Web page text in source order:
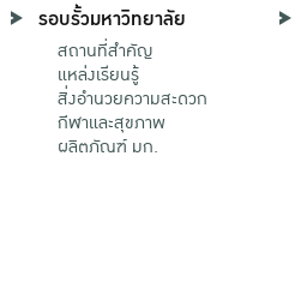
รอบรั้วมหาวิทยาลัย
สถานที่สำคัญ
แหล่งเรียนรู้
สิ่งอำนวยความสะดวก
กีฬาและสุขภาพ
ผลิตภัณฑ์ มก.